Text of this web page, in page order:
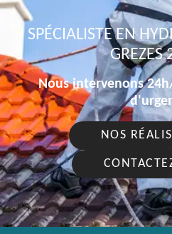
SPÉCIALISTE EN
GREZES
Nous intervenons
NOS